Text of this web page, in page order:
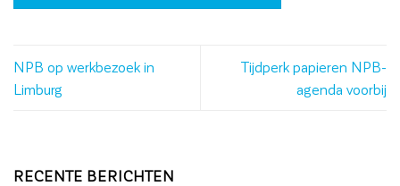
NPB op werkbezoek in
Limburg
Tijdperk papieren NPB-
agenda voorbij
RECENTE BERICHTEN